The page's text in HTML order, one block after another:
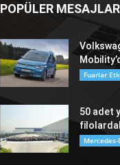
POPÜLER MESAJLAR
Fuarlar
50 adet